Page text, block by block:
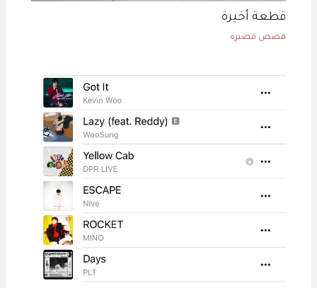
قطعة أخيرة
قصص قصيرة